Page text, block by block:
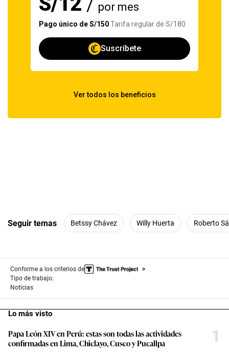
Seguir temas Betssy Chávez Willy Huerta Roberto
Conforme a los criterios de
Tipo de trabajo:
Noticias
Lo más visto
Papa León XIV en Perú: estas son todas las actividades
confirmadas en Lima, Chiclayo, Cusco y Pucallpa
1